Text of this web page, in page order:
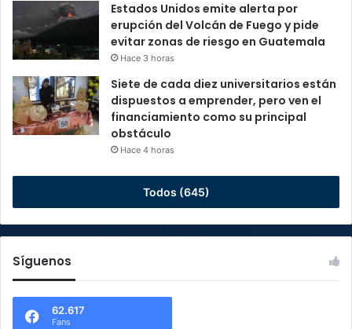
Estados Unidos emite alerta por
erupción del Volcán de Fuego y pide
evitar zonas de riesgo en Guatemala
Hace 3 horas
Siete de cada diez universitarios están
dispuestos a emprender, pero ven el
financiamiento como su principal
obstáculo
Hace 4 horas
Todos (645)
Síguenos
62.617
Fans